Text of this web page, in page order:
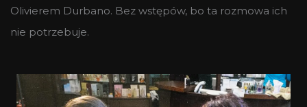
Olivierem Durbano. Bez wstępów, bo ta rozmowa ich
nie potrzebuje.